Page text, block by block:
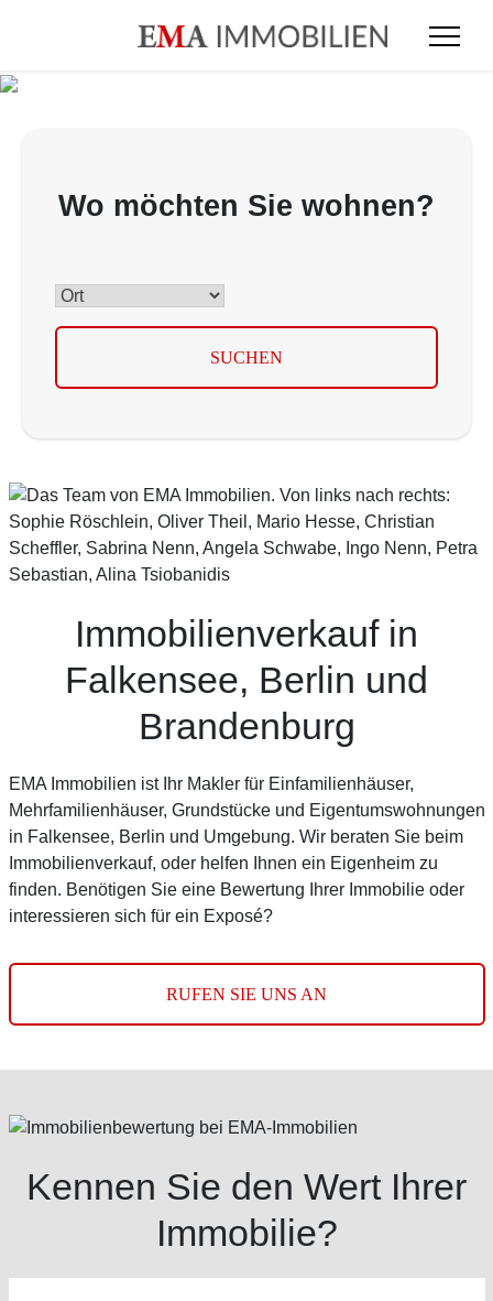
Wo möchten Sie wohnen?
SUCHEN
Immobilienverkauf in
Falkensee, Berlin und
Brandenburg
EMA Immobilien ist Ihr Makler für Einfamilienhäuser,
Mehrfamilienhäuser, Grundstücke und Eigentumswohnungen
in Falkensee, Berlin und Umgebung. Wir beraten Sie beim
Immobilienverkauf, oder helfen Ihnen ein Eigenheim zu
finden. Benötigen Sie eine Bewertung Ihrer Immobilie oder
interessieren sich für ein Exposé?
RUFEN SIE UNS AN
Kennen Sie den Wert Ihrer
Immobilie?